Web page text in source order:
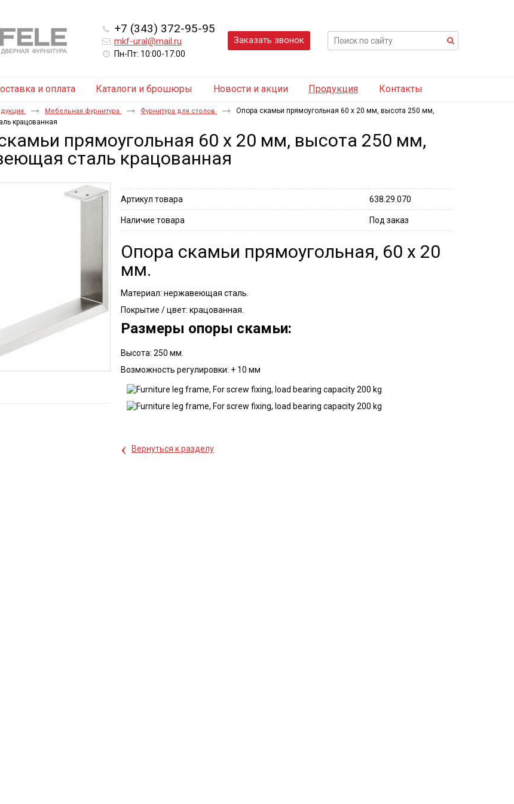
+7 (343) 372-95-95
mkf-ural@mail.ru
Пн-Пт: 10:00-17:00
Заказать звонок
и оплата Каталоги и брошюры Новости и акции Продукция Контакты
Мебельная фурнитура Фурнитура для столов
Опора скамьи прямоугольная 60 х 20 мм, высота 250 мм,
крацованная
прямоугольная 60 х 20 мм, высота 250 мм,
сталь крацованная
Артикул товара 638.29.070
Наличие товара Под заказ
Опора скамьи прямоугольная, 60 х 20
мм.
Материал: нержавеющая сталь.
Покрытие / цвет: крацованная.
Размеры опоры скамьи:
Высота: 250 мм.
Возможность регулировки: + 10 мм
‹ Вернуться к разделу